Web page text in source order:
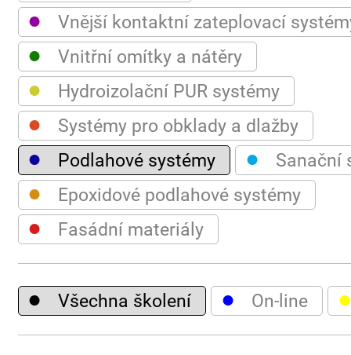
● Vnější kontaktní zateplovací
● Vnitřní omítky a nátěry
● Hydroizolační PUR systémy
● Systémy pro obklady a dlažby
● Podlahové systémy ● Sanační
● Epoxidové podlahové systémy
● Fasádní materiály
● Všechna školení ● On-line ●